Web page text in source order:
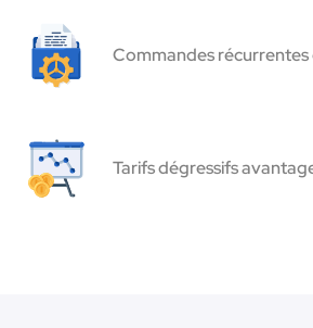
Commandes
Tarifs dégressifs